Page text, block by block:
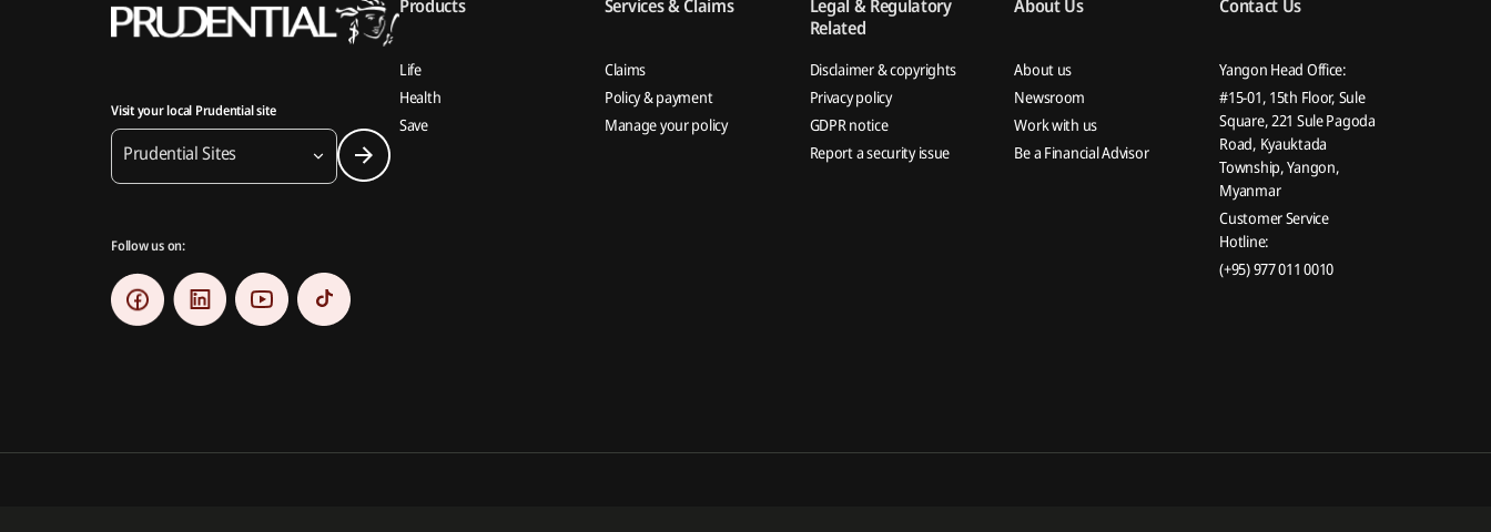
Visit your local Prudential site
Prudential Sites
Follow us on:
Products
Life
Health
Save
Services & Claims
Claims
Policy & payment
Manage your policy
Legal & Regulatory
Related
Disclaimer & copyrights
Privacy policy
GDPR notice
Report a security issue
About Us
About us
Newsroom
Work with us
Be a Financial Advisor
Contact Us
Yangon Head Office:
#15-01, 15th Floor, Sule
Square, 221 Sule Pagoda
Road, Kyauktada
Township, Yangon,
Myanmar
Customer Service
Hotline:
(+95) 977 011 0010